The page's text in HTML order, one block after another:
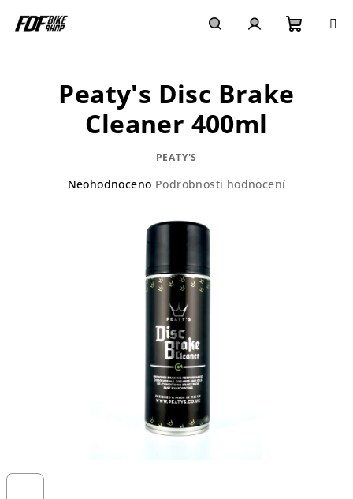
košík
Peaty's Disc Brake
Cleaner 400ml
PEATY'S
Průměrné
Neohodnoceno Podrobnosti hodnocení